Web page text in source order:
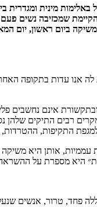
מינית
שמכזיבה נשים
ביום ראשון, יום
אנו עדות בתקופה
אינם נחשבים
רבים התיקים שלהן
התקיפות, ההטרדות,
אותן היא משיקה
פחד, טרור, אנשים